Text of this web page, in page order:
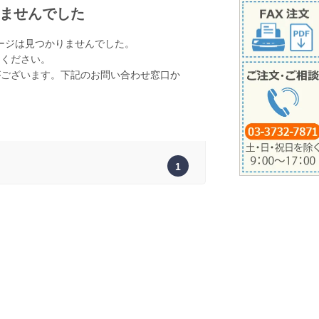
せんでした
は見つかりませんでした。
ださい。
ざいます。下記のお問い合わせ窓口か
1